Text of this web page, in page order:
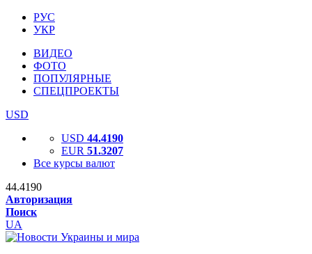
РУС
УКР
ВИДЕО
ФОТО
ПОПУЛЯРНЫЕ
СПЕЦПРОЕКТЫ
USD
USD 44.4190
EUR 51.3207
Все курсы валют
44.4190
Авторизация
Поиск
UA